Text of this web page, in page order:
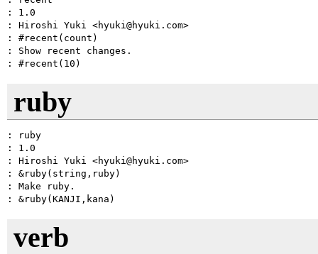
: 1.0
: Hiroshi Yuki <hyuki@hyuki.com>
: #recent(count)
: Show recent changes.
ruby
: ruby
: 1.0
: Hiroshi Yuki <hyuki@hyuki.com>
: &ruby(string,ruby)
: Make ruby.
verb